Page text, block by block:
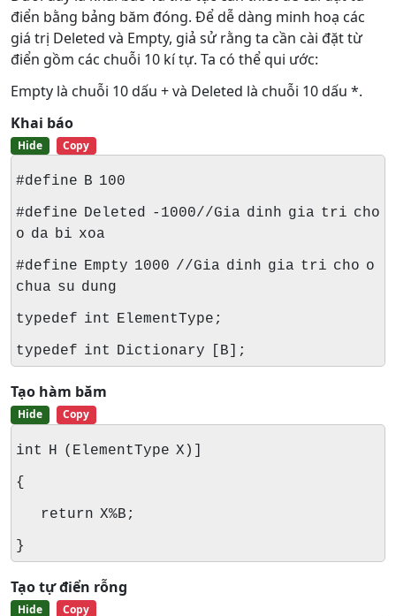
điển bằng bảng băm đóng. Để dễ dàng minh hoạ các
giá trị Deleted và Empty, giả sử rằng ta cần cài đặt từ
điển gồm các chuỗi 10 kí tự. Ta có thể qui ước:
Empty là chuỗi 10 dấu + và Deleted là chuỗi 10 dấu *.
Khai báo
Hide Copy
#define B 100
#define Deleted -1000//Gia dinh gia tri cho
o da bi xoa
#define Empty 1000 //Gia dinh gia tri cho o
chua su dung
typedef int ElementType;
typedef int Dictionary [B];
Tạo hàm băm
Hide Copy
int H (ElementType X)]
{
return X%B;
}
Tạo tự điển rỗng
Hide Copy